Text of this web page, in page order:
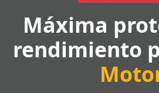
Máxima
rendimiento